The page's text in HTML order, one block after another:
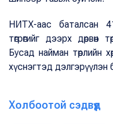
НИТХ-аас баталсан
төгрөгийг дээрх
Бусад найман төрлийн
хүснэгтэд дэлгэрүүлэн
Холбоотой сэдвүүд